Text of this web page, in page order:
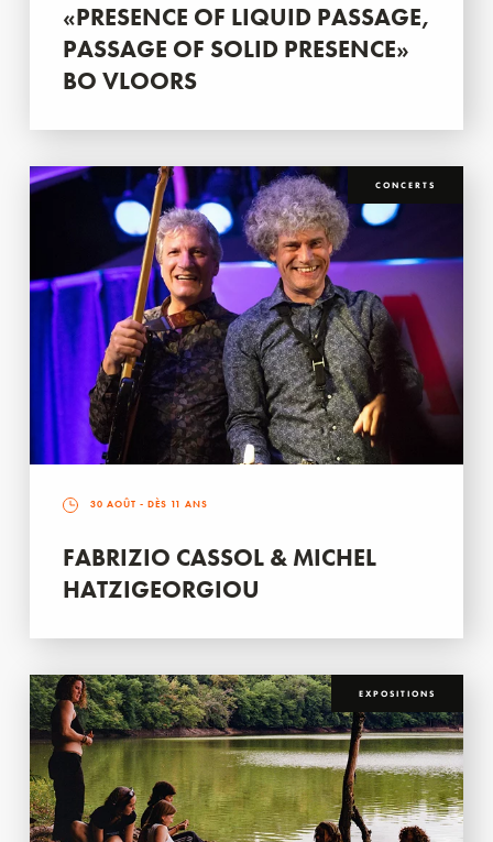
«PRESENCE OF LIQUID PASSAGE,
PASSAGE OF SOLID PRESENCE»
BO VLOORS
CONCERTS
30 AOÛT - DÈS 11 ANS
FABRIZIO CASSOL & MICHEL
HATZIGEORGIOU
EXPOSITIONS